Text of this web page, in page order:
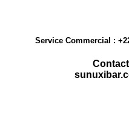
Service Commercial :